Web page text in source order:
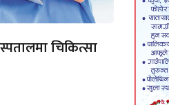
चिकित्सा